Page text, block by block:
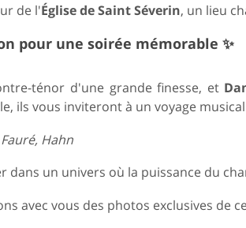
de l'Église de Saint Séverin, un lieu
pour une soirée mémorable ✨
ténor d'une grande finesse, et
ils vous inviteront à un voyage
Hahn
dans un univers où la puissance du
avec vous des photos exclusives de